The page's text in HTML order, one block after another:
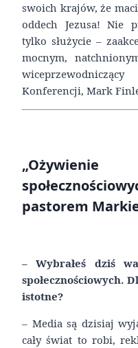
swoich krajów, że
oddech Jezusa! Nie
tylko służycie –
mocnym,
Konferencji, Mark
pastorem
– Wybrałeś dziś
społecznościowych.
istotne?
– Media są dzisiaj
cały świat to robi,